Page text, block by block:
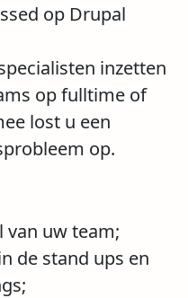
op Drupal
inzetten
op fulltime of
lost u een
op.
uw team;
de stand ups en